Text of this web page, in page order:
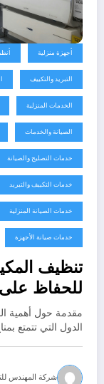
أجهزة منزلية
التبريد والتكييف
الخدمات المنزلية
الصيانة والخدمات
خدمات التصليح والصيانة
خدمات التكييف والتبريد
خدمات الصيانة المنزلية
خدمات صيانة الأجهزة
تنظيف
للحفاظ على
مقدمة حول أهمية
الدول التي تتمتع
شركة المهندس